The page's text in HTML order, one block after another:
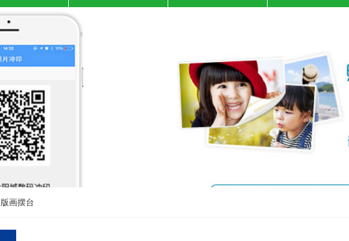
版画摆台